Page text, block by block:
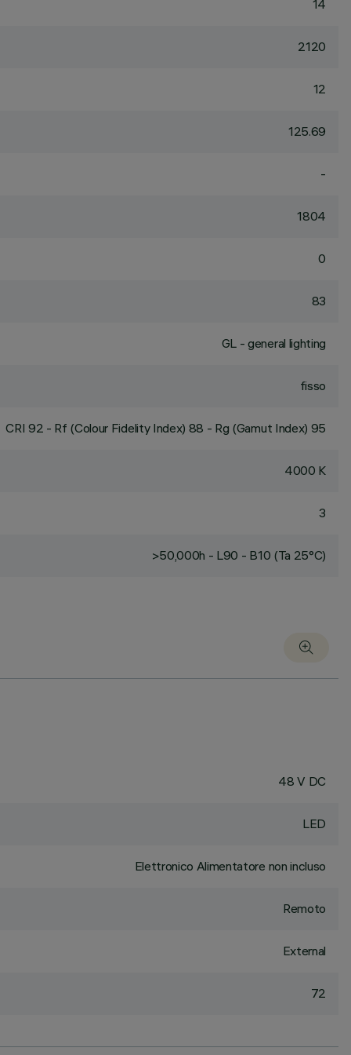
14
2120
12
125.69
-
1804
0
83
GL - general lighting
fisso
CRI 92 - Rf (Colour Fidelity Index) 88 - Rg (Gamut Index) 95
4000 K
3
>50,000h - L90 - B10 (Ta 25°C)
48 V DC
LED
Elettronico Alimentatore non incluso
Remoto
External
72